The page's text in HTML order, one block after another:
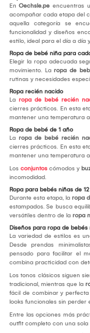
En Oechsle.pe encuentras
acompañar cada etapa del
aquella categoría se
funcionalidad y diseños
estilo, ideal para el día a día
Ropa de bebé niña para
Elegir la ropa adecuada
movimiento. La ropa de
rutinas y necesidades
Ropa recién nacido
La ropa de bebé recién
cierres prácticos. En esta
mantener una temperatura
Ropa de bebé de 1 año
La ropa de bebé recién
cierres prácticos. En esta
mantener una temperatura
Los conjuntos cómodos y
incomodidad.
Ropa para bebés niñas de
Durante esta etapa, la ropa
estampados. Se busca
versátiles dentro de la ropa
Diseños para ropa de bebés
La variedad de estilos es
Desde prendas
pensado para facilitar el
combina practicidad con
Los tonos clásicos siguen
tradicional, mientras que la
fácil de combinar y
looks funcionales sin perder
Entre las opciones más
outfit completo con una